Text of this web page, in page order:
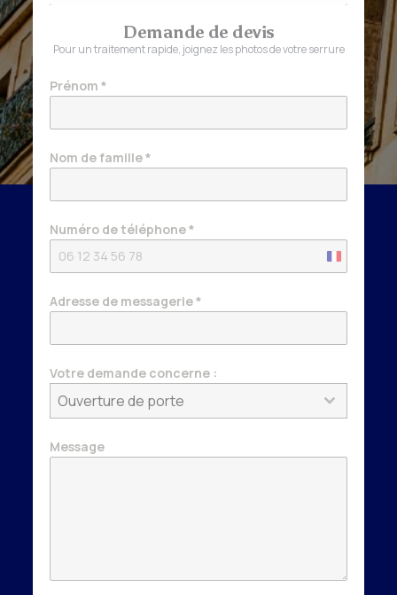
Demande de devis
Pour un traitement rapide, joignez les photos de votre serrure
Prénom*
Nom de famille*
Numéro de téléphone*
France
Adresse de messagerie*
Votre demande concerne :
Ouverture de porte
Message